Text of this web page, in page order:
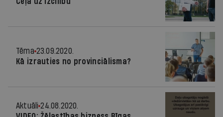
Tēma 23.09.2020.
Kā izrauties no provinciālisma?
Aktuāli 24.08.2020.